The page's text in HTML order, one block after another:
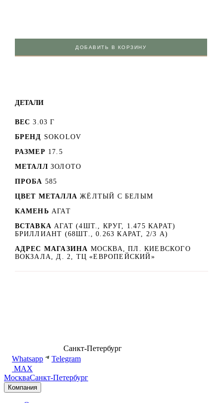
ДОБАВИТЬ В КОРЗИНУ
ДЕТАЛИ
ВЕС 3.03 Г
БРЕНД SOKOLOV
РАЗМЕР 17.5
МЕТАЛЛ ЗОЛОТО
ПРОБА 585
ЦВЕТ МЕТАЛЛА ЖЁЛТЫЙ С БЕЛЫМ
КАМЕНЬ АГАТ
ВСТАВКА АГАТ (4ШТ., КРУГ, 1.475 КАРАТ)
БРИЛЛИАНТ (68ШТ., 0.263 КАРАТ, 2/3 А)
АДРЕС МАГАЗИНА МОСКВА, ПЛ. КИЕВСКОГО
ВОКЗАЛА, Д. 2, ТЦ «ЕВРОПЕЙСКИЙ»
Санкт-Петербург
Whatsapp
Telegram
MAX
МоскваСанкт-Петербург
Компания